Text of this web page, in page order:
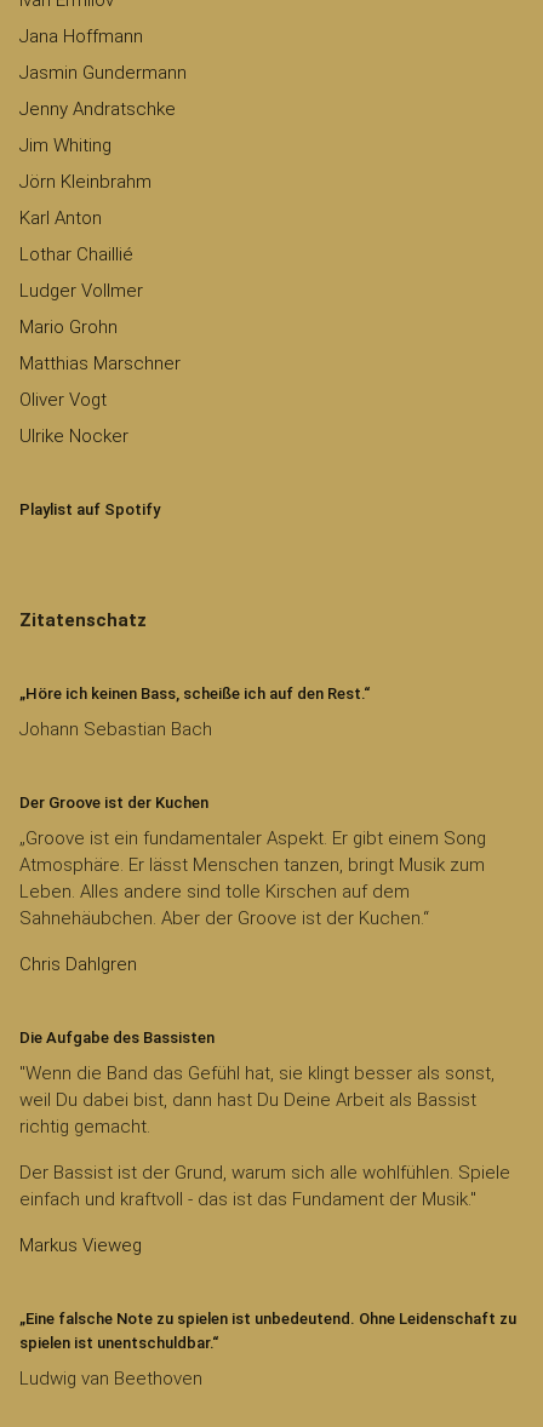
Jana Hoffmann
Jasmin Gundermann
Jenny Andratschke
Jim Whiting
Jörn Kleinbrahm
Karl Anton
Lothar Chaillié
Ludger Vollmer
Mario Grohn
Matthias Marschner
Oliver Vogt
Ulrike Nocker
Playlist auf Spotify
Zitatenschatz
„Höre ich keinen Bass, scheiße ich auf den Rest.“
Johann Sebastian Bach
Der Groove ist der Kuchen
„Groove ist ein fundamentaler Aspekt. Er gibt einem Song
Atmosphäre. Er lässt Menschen tanzen, bringt Musik zum
Leben. Alles andere sind tolle Kirschen auf dem
Sahnehäubchen. Aber der Groove ist der Kuchen.“
Chris Dahlgren
Die Aufgabe des Bassisten
"Wenn die Band das Gefühl hat, sie klingt besser als sonst,
weil Du dabei bist, dann hast Du Deine Arbeit als Bassist
richtig gemacht.
Der Bassist ist der Grund, warum sich alle wohlfühlen. Spiele
einfach und kraftvoll - das ist das Fundament der Musik."
Markus Vieweg
„Eine falsche Note zu spielen ist unbedeutend. Ohne Leidenschaft zu
spielen ist unentschuldbar.“
Ludwig van Beethoven